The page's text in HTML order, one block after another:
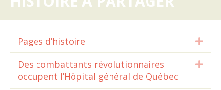
Pages d’histoire
Des combattants révolutionnaires
occupent l’Hôpital général de Québec